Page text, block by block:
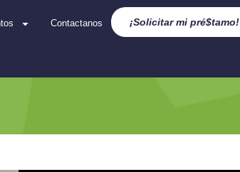
Contactanos ¡Solicitar mi pré$tamo!